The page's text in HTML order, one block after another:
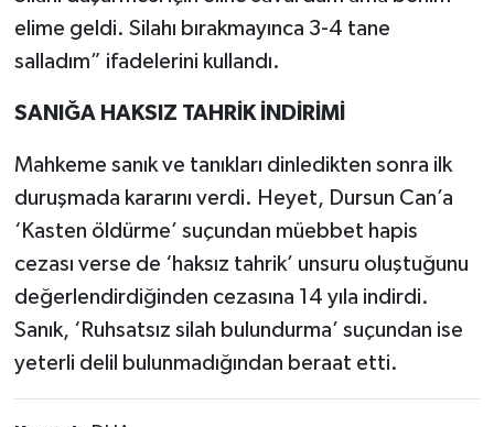
elime geldi. Silahı bırakmayınca 3-4 tane
salladım” ifadelerini kullandı.
SANIĞA HAKSIZ TAHRİK İNDİRİMİ
Mahkeme sanık ve tanıkları dinledikten sonra ilk
duruşmada kararını verdi. Heyet, Dursun Can’a
‘Kasten öldürme’ suçundan müebbet hapis
cezası verse de ‘haksız tahrik’ unsuru oluştuğunu
değerlendirdiğinden cezasına 14 yıla indirdi.
Sanık, ‘Ruhsatsız silah bulundurma’ suçundan ise
yeterli delil bulunmadığından beraat etti.